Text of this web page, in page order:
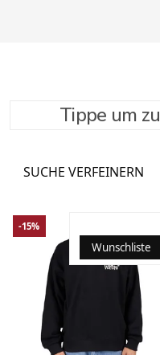
Tippe um zu suchen
Uhren3761 Produkte
SUCHE VERFEINERN
Wunschliste
-15%